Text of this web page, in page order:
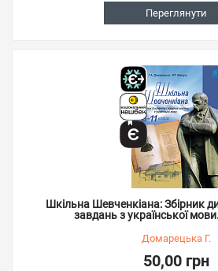
Переглянути
Шкільна Шевченкіана: Збірник
завдань з української
Домарецька Г.
50,00 грн